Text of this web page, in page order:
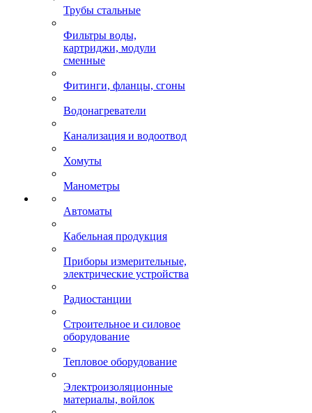
Трубы стальные
Фильтры воды,
картриджи, модули
сменные
Фитинги, фланцы, сгоны
Водонагреватели
Канализация и водоотвод
Хомуты
Манометры
Автоматы
Кабельная продукция
Приборы измерительные,
электрические устройства
Радиостанции
Строительное и силовое
оборудование
Тепловое оборудование
Электроизоляционные
материалы, войлок